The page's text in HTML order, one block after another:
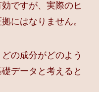
ですが、実際のヒ
にはなりません。
の成分がどのよう
データと考えると